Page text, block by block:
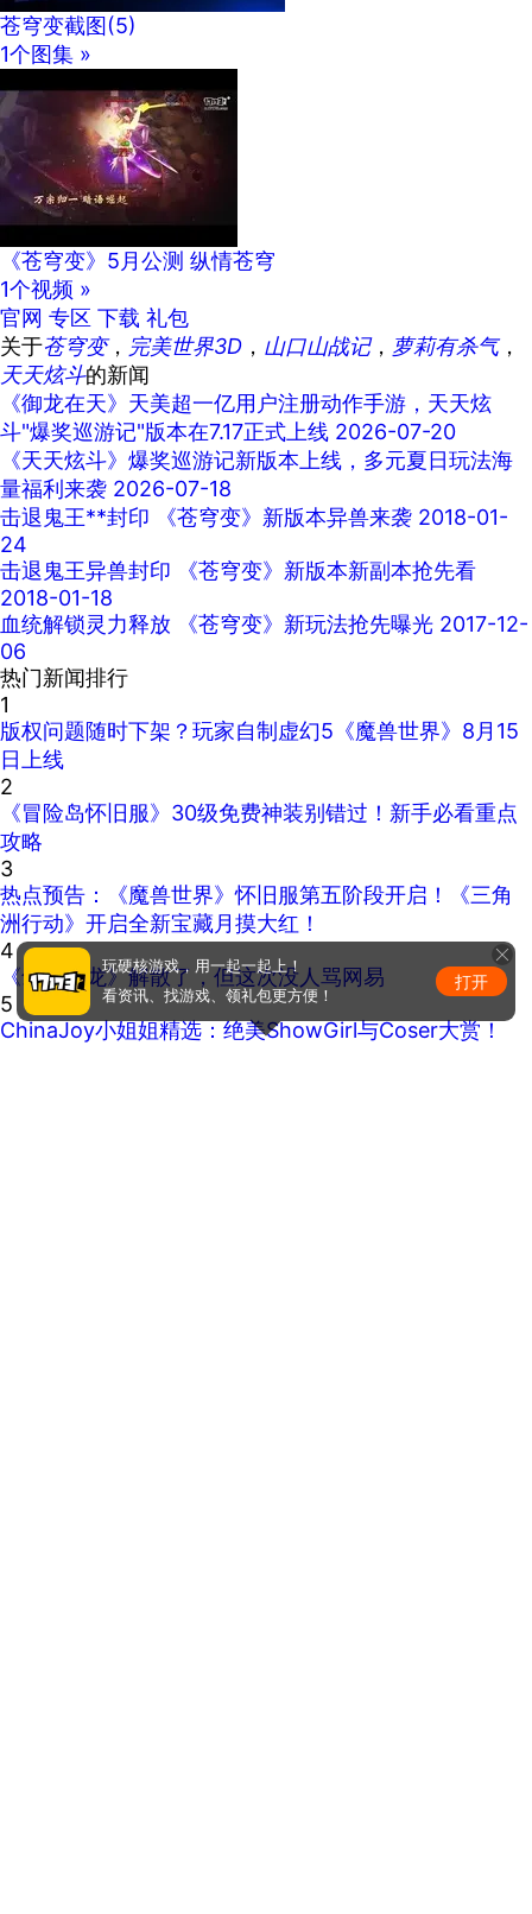
苍穹变截图(5)
1个图集 »
《苍穹变》5月公测 纵情苍穹
1个视频 »
官网 专区 下载 礼包
关于苍穹变， 完美世界3D ， 山口山战记， 萝莉有杀气，
天天炫斗的新闻
《御龙在天》天美超一亿用户注册动作手游，天天炫
斗"爆奖巡游记"版本在7.17正式上线 2026-07-20
《天天炫斗》爆奖巡游记新版本上线，多元夏日玩法海
量福利来袭 2026-07-18
击退鬼王**封印 《苍穹变》新版本异兽来袭 2018-01-
24
击退鬼王异兽封印 《苍穹变》新版本新副本抢先看
2018-01-18
血统解锁灵力释放 《苍穹变》新玩法抢先曝光 2017-12-
06
热门新闻排行
1
版权问题随时下架？玩家自制虚幻5《魔兽世界》8月15
日上线
2
《冒险岛怀旧服》30级免费神装别错过！新手必看重点
攻略
3
热点预告：《魔兽世界》怀旧服第五阶段开启！《三角
洲行动》开启全新宝藏月摸大红！
4
《剑心雕龙》解散了，但这次没人骂网易
5
ChinaJoy小姐姐精选：绝美ShowGirl与Coser大赏！
玩硬核游戏，用一起一起上！
看资讯、找游戏、领礼包更方便！
打开